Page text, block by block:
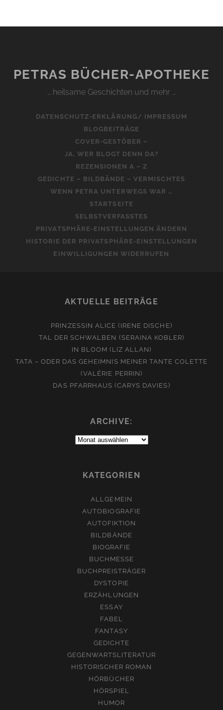
PETRAS BÜCHER-APOTHEKE
… heilsame Geschichten und mehr …
DATENSCHUTZ-ERKLÄRUNG/ IMPRESSUM
BLOGBEITRÄGE
COVER-GESTÖBER –
JA, WER BLOGT DENN DA?
REZENSIONEN A – Z
GEDICHTE – BILDBÄNDE – VERMISCHTES
WENN PETRA UNTERWEGS WAR …
STARTSEITE
SELBSTVERFASSTES
PRIVATSPHÄRE-EINSTELLUNGEN ÄNDERN
HISTORIE DER PRIVATSPHÄRE-EINSTELLUNGEN
EINWILLIGUNGEN WIDERRUFEN
AKTUELLE BEITRÄGE
PRINZESSIN ALICE (IRENE DISCHE)
TAL DER SCHWALBEN (SERAINA KOBLER)
IN BLOOM (LIZ ALLAN)
TATA – ODER DAS GEHEIMNIS MEINER TANTE COLETTE
(VALÉRIE PERRIN)
DAS PFARRHAUS (CARYS DAVIES)
ARCHIVE:
Archive:
KATEGORIEN
ALLGEMEIN
AUTOBIOGRAFIE
AUTOFIKTION
BILDBÄNDE
BIOGRAFIE
BUCHMESSE
BUCHPREISTRÄGER
DYSTOPIE
ERZÄHLUNGEN
ESSAY
FABEL
FANTASY
GEDICHTE
GEGENWARTSLITERATUR
HISTORISCHER ROMAN
HÖRBÜCHER
HÖRSPIEL
HUMOR